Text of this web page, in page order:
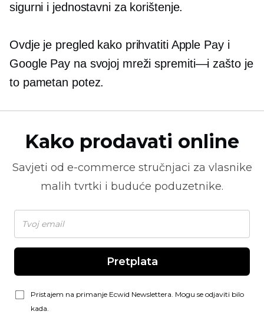
sigurni i jednostavni za korištenje.
Ovdje je pregled kako prihvatiti Apple Pay i
Google Pay na svojoj mrežispremiti—i zašto je
to pametan potez.
Kako prodavati online
Savjeti od e-commerce stručnjaci za vlasnike
malih tvrtki i buduće poduzetnike.
Pretplata
Pristajem na primanje Ecwid Newslettera. Mogu se odjaviti bilo
kada.